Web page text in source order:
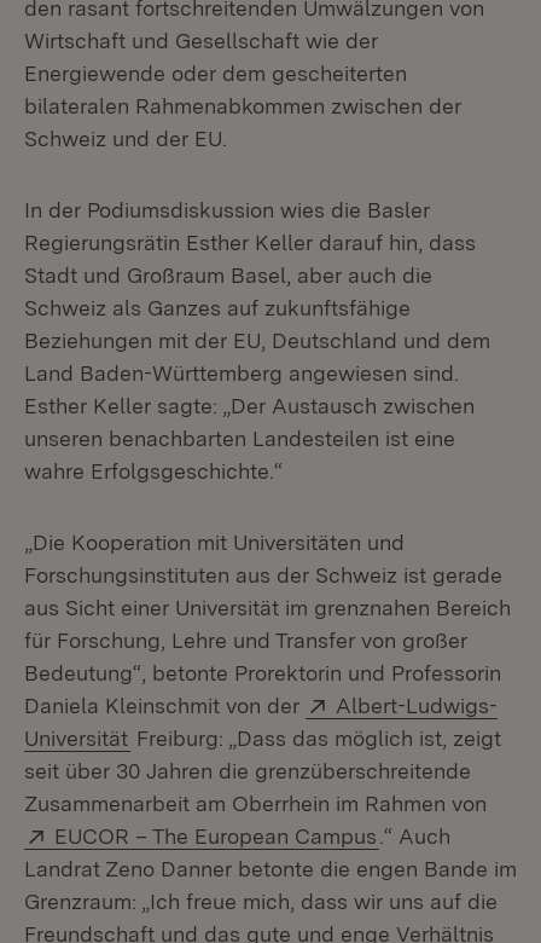
den rasant fortschreitenden Umwälzungen von
Wirtschaft und Gesellschaft wie der
Energiewende oder dem gescheiterten
bilateralen Rahmenabkommen zwischen der
Schweiz und der EU.
In der Podiumsdiskussion wies die Basler
Regierungsrätin Esther Keller darauf hin, dass
Stadt und Großraum Basel, aber auch die
Schweiz als Ganzes auf zukunftsfähige
Beziehungen mit der EU, Deutschland und dem
Land Baden-Württemberg angewiesen sind
Esther Keller sagte: „Der Austausch zwischen
unseren benachbarten Landesteilen ist eine
wahre Erfolgsgeschichte.“
„Die Kooperation mit Universitäten und
Forschungsinstituten aus der Schweiz ist gerade
aus Sicht einer Universität im grenznahen Bereich
für Forschung, Lehre und Transfer von großer
Bedeutung“, betonte Prorektorin und Professorin
Daniela Kleinschmit von der
Extern:
Albert-Ludwigs-
Universität (Öffnet in neuem Fenster)
Freiburg: „Dass das möglich ist, zeigt
seit über 30 Jahren die grenzüberschreitende
Zusammenarbeit am Oberrhein im Rahmen von
Extern:
EUCOR – The European Campus (Öffnet in
.“ Auch
Landrat Zeno Danner betonte die engen Bande im
Grenzraum: „Ich freue mich, dass wir uns auf die
Freundschaft und das gute und enge Verhältnis